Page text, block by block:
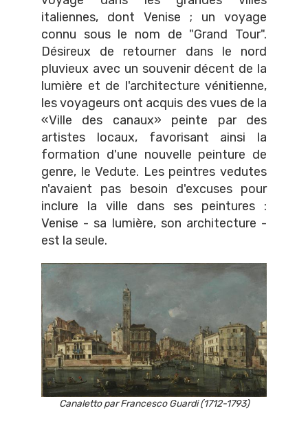
italiennes, dont Venise ; un voyage
connu sous le nom de "Grand Tour".
Désireux de retourner dans le nord
pluvieux avec un souvenir décent de la
lumière et de l'architecture vénitienne,
les voyageurs ont acquis des vues de la
«Ville des canaux» peinte par des
artistes locaux, favorisant ainsi la
formation d'une nouvelle peinture de
genre, le Vedute. Les peintres vedutes
n'avaient pas besoin d'excuses pour
inclure la ville dans ses peintures :
Venise - sa lumière, son architecture -
est la seule.
Canaletto par Francesco Guardi (1712-1793)